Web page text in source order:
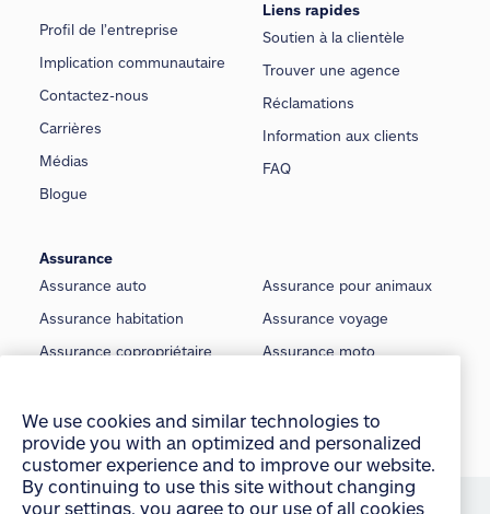
Profil de l’entreprise
Implication communautaire
Contactez-nous
Carrières
Médias
Blogue
Liens rapides
Soutien à la clientèle
Trouver une agence
Réclamations
Information aux clients
FAQ
Assurance
Assurance auto
Assurance habitation
Assurance copropriétaire
Assurance locateur
Assurance saisonnière
Assurance pour animaux
Assurance voyage
Assurance moto
Assurance bateau
Assurance vie
Allstate du Canada, compagnie d’assurance, 2026
We use cookies and similar technologies to
provide you with an optimized and personalized
customer experience and to improve our website.
By continuing to use this site without changing
your settings, you agree to our use of all cookies